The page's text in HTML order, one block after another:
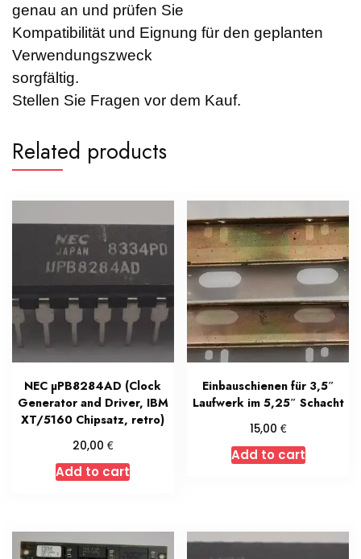
genau an und prüfen Sie
Kompatibilität und Eignung für den geplanten
Verwendungszweck
sorgfältig.
Stellen Sie Fragen vor dem Kauf.
Related products
NEC µPB8284AD (Clock
Generator and Driver, IBM
XT/5160 Chipsatz, retro)
20,00 €
Add to cart
Einbauschienen für 3,5″
Laufwerk im 5,25″ Schacht
15,00 €
Add to cart